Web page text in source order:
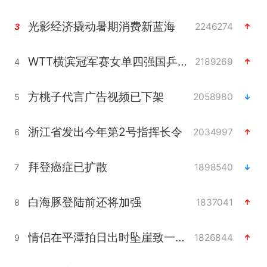
3 光影经济撬动暑期消费新蓝海 2246274
4 WTT横滨冠军赛女单四强国乒占三席 2189269
5 方桃子代言广告视频已下架 2058980
6 浙江省发出今年第2号指挥长令 2034997
7 拜登癌症已扩散 1898540
8 白海豚登陆前还将加强 1837041
9 情侣在平潭拍日出时坠崖致一死一伤 1826844